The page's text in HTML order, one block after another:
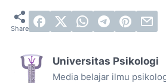
Universitas Psikologi
Media belajar ilmu